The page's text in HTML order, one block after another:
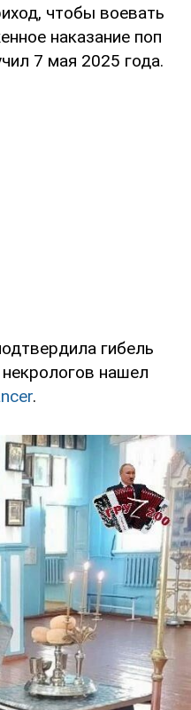
чтобы воевать
наказание поп
7 мая 2025 года.
гибель
нашел
.